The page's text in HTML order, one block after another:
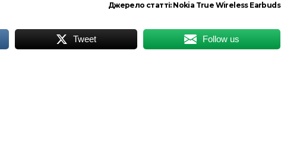
Джерело статті: Nokia True Wireless Earbuds
Tweet Follow us